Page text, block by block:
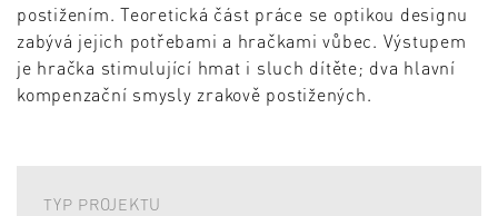
postižením. Teoretická část práce se optikou designu
zabývá jejich potřebami a hračkami vůbec. Výstupem
je hračka stimulující hmat i sluch dítěte; dva hlavní
kompenzační smysly zrakově postižených.
TYP PROJEKTU